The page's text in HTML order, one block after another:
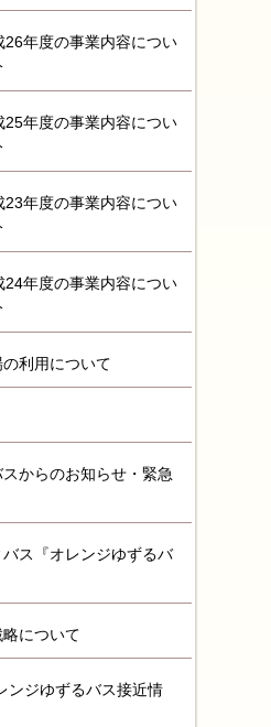
年度の事業内容につい
年度の事業内容につい
年度の事業内容につい
年度の事業内容につい
利用について
からのお知らせ・緊急
ス『オレンジゆずるバ
について
ンジゆずるバス接近情